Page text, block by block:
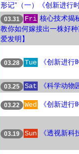
形记”（一）《创新进行时
03.31 Fri 核心技术揭
教你如何嫁接出一株好
爱发明】
03.28 Tue 《创新进
03.25 Sat 《科学动物
03.22 Wed 《创新进行
03.19 Sun 《透视新